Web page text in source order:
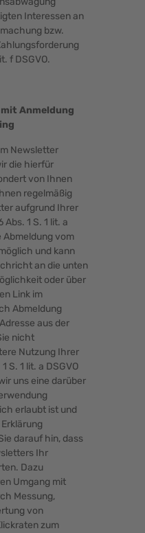
Interessen an
bzw.
f DSGVO.
Anmeldung
Newsletter
die hierfür
von Ihnen
regelmäßig
aufgrund Ihrer
1 S. 1 lit. a
Abmeldung vom
und kann
an die unten
oder über
Link im
Abmeldung
aus der
nicht
Nutzung Ihrer
S. 1 lit. a DSGVO
uns eine darüber
erlaubt ist und
darauf hin, dass
Ihr
Dazu
Umgang mit
Messung,
von
zum